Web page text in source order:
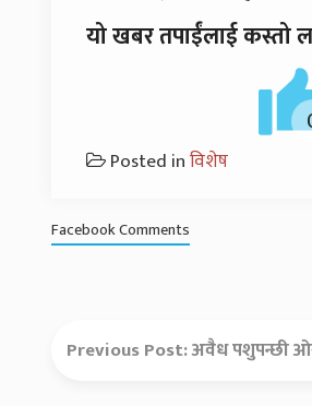
यो खबर तपाईंलाई कस्तो
Posted inविशेष
Facebook Comments
Previous Post:अवैध पशुपन्छी